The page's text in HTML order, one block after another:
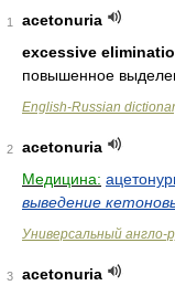
1
acetonuria
excessive
повышенное
English-Russian
2
acetonuria
Медицина:
выведение
Универсальный англо-
3
acetonuria